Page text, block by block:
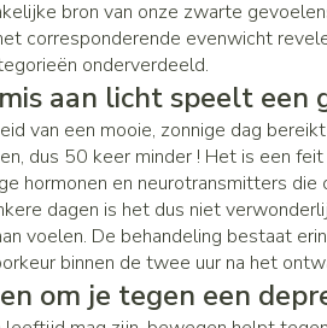
Voeten en benen
Droge voeten, eelt
Blaren
Eelt
Eksteroog - likdoorn
Toon meer
Diagnosetesten en
meetapparatuur
Alcoholtest
Bloeddrukmeter
Cholesteroltest
Hartslagmeter
Toon meer
en
Stoppen met roken
Infecties
Immuniteit
Allergie
bron van onze zwarte
corresponderende evenwicht
onderverdeeld.
aan licht speelt een
van een mooie, zonnige dag
dus 50 keer minder ! Het is een
hormonen en neurotransmitters die
dagen is het dus niet
voelen. De behandeling bestaat
binnen de twee uur na het
om je tegen een